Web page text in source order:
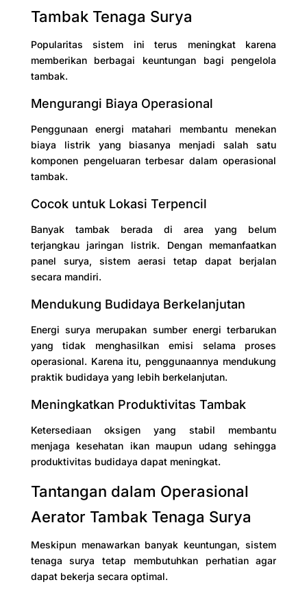
Tambak Tenaga Surya
Popularitas sistem ini terus meningkat karena
memberikan berbagai keuntungan bagi pengelola
tambak.
Mengurangi Biaya Operasional
Penggunaan energi matahari membantu menekan
biaya listrik yang biasanya menjadi salah satu
komponen pengeluaran terbesar dalam operasional
tambak.
Cocok untuk Lokasi Terpencil
Banyak tambak berada di area yang belum
terjangkau jaringan listrik. Dengan memanfaatkan
panel surya, sistem aerasi tetap dapat berjalan
secara mandiri.
Mendukung Budidaya Berkelanjutan
Energi surya merupakan sumber energi terbarukan
yang tidak menghasilkan emisi selama proses
operasional. Karena itu, penggunaannya mendukung
praktik budidaya yang lebih berkelanjutan.
Meningkatkan Produktivitas Tambak
Ketersediaan oksigen yang stabil membantu
menjaga kesehatan ikan maupun udang sehingga
produktivitas budidaya dapat meningkat.
Tantangan dalam Operasional
Aerator Tambak Tenaga Surya
Meskipun menawarkan banyak keuntungan, sistem
tenaga surya tetap membutuhkan perhatian agar
dapat bekerja secara optimal.